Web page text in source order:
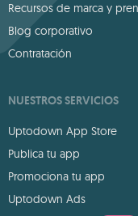
Recursos de marca y
Blog corporativo
Contratación
NUESTROS SERVICIOS
Uptodown App Store
Publica tu app
Promociona tu app
Uptodown Ads